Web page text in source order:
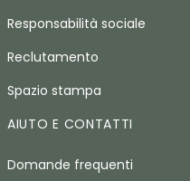
Responsabilità sociale
Reclutamento
Spazio stampa
AIUTO E CONTATTI
Domande frequenti